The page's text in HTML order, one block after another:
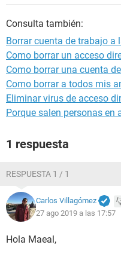
Consulta también:
Borrar cuenta de trabajo a
Como borrar un acceso
Como borrar una cuenta
Como borrar a todos mis
Eliminar virus de acceso
Porque salen personas en
1 respuesta
RESPUESTA 1 / 1
Carlos Villagómez
27 ago 2019 a las 17:57
Hola Maeal,